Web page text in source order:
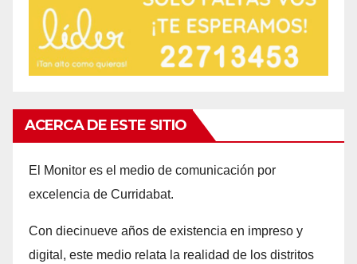
ACERCA DE ESTE SITIO
El Monitor es el medio de comunicación por
excelencia de Curridabat.
Con diecinueve años de existencia en impreso y
digital, este medio relata la realidad de los distritos